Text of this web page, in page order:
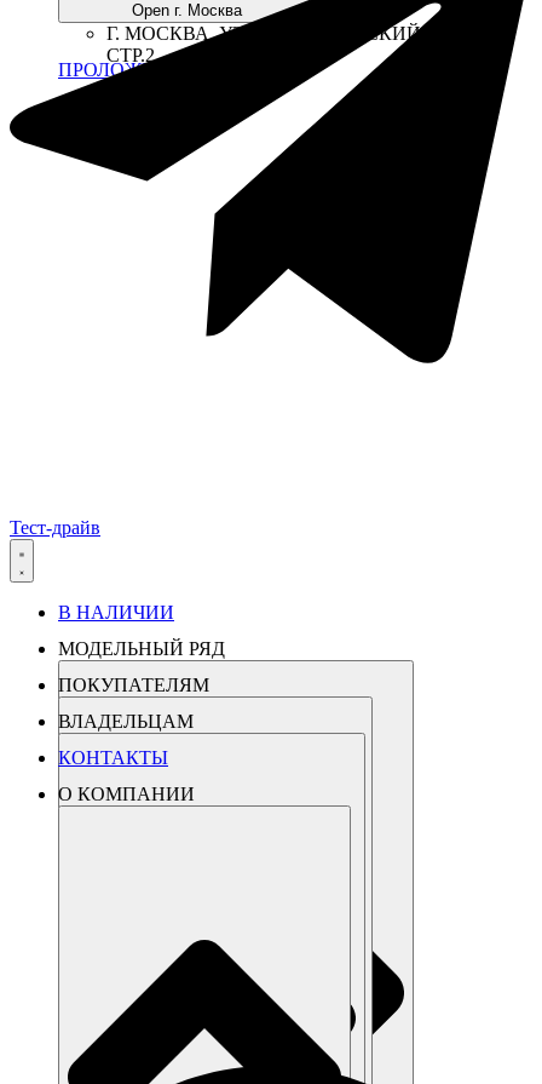
Open г. Москва
Г. МОСКВА, УЛ. ВОЛГОГРАДСКИЙ ПР-Т., 41,
СТР.2
ПРОЛОЖИТЬ МАРШРУТ
Тест-драйв
В НАЛИЧИИ
МОДЕЛЬНЫЙ РЯД
ПОКУПАТЕЛЯМ
ВЛАДЕЛЬЦАМ
КОНТАКТЫ
О КОМПАНИИ